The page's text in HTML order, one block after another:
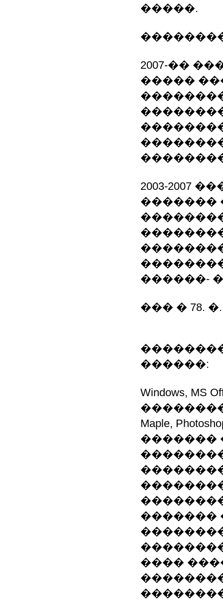
�����.
2007-��
�����
2003-
�������
������-
��� � 78.
������:
Windows,
Maple,
�������
�������
����